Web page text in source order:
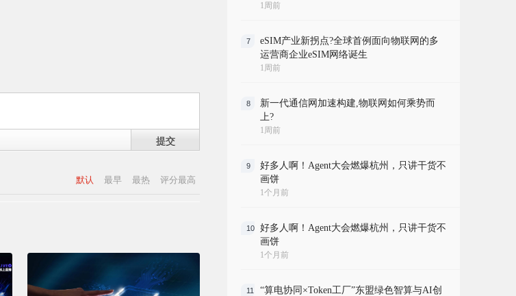
提交
默认 最早 最热 评分最高
1周前
7
eSIM产业新拐点?全球首例面向物联网的多
运营商企业eSIM网络诞生
1周前
8
新一代通信网加速构建,物联网如何乘势而
上?
1周前
9
好多人啊！Agent大会燃爆杭州，只讲干货不
画饼
1个月前
10
好多人啊！Agent大会燃爆杭州，只讲干货不
画饼
1个月前
11
“算电协同×Token工厂”东盟绿色智算与AI创